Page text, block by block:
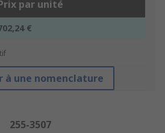
par unité
€
à une nomenclature
255-3507